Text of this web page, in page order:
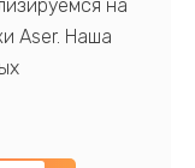
на
Aser. Наша
и
ремонт с